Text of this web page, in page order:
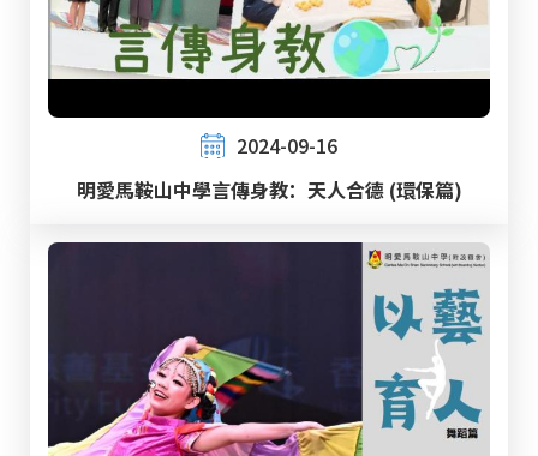
2024-09-16
明愛馬鞍山中學言傳身教：天人合德 (環保篇)